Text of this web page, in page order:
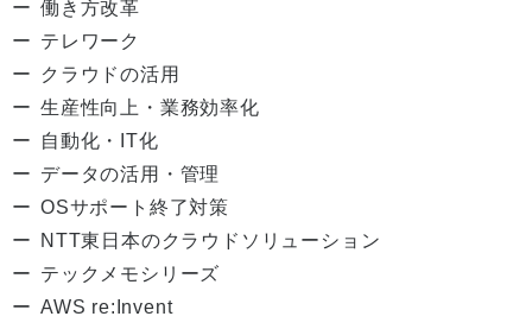
働き方改革
テレワーク
クラウドの活用
生産性向上・業務効率化
自動化・IT化
データの活用・管理
OSサポート終了対策
NTT東日本のクラウドソリューション
テックメモシリーズ
AWS re:Invent